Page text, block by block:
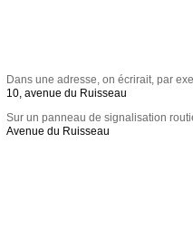
Dans une adresse, on écrirait, par
10, avenue du Ruisseau
Sur un panneau de signalisation
Avenue du Ruisseau